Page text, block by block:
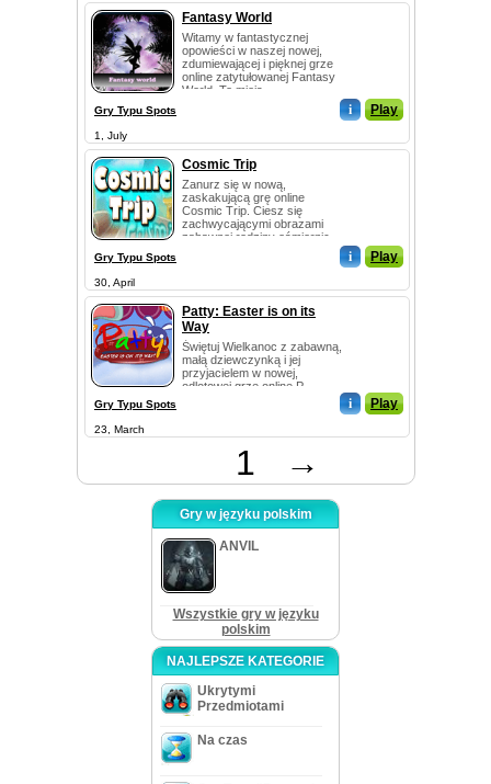
Fantasy World
Witamy w fantastycznej
opowieści w naszej nowej,
zdumiewającej i pięknej grze
online zatytułowanej Fantasy
World. To miejs...
Gry Typu Spots i Play
1, July
Cosmic Trip
Zanurz się w nową,
zaskakującą grę online
Cosmic Trip. Ciesz się
zachwycającymi obrazami
zabawnej rodziny ośmiornic.
Gry Typu Spots i Play
30, April
Patty: Easter is on its
Way
Świętuj Wielkanoc z zabawną,
małą dziewczynką i jej
przyjacielem w nowej,
odlotowej grze online P...
Gry Typu Spots i Play
23, March
1 →
Gry w języku polskim
ANVIL
Wszystkie gry w języku
polskim
NAJLEPSZE KATEGORIE
Ukrytymi
Przedmiotami
Na czas